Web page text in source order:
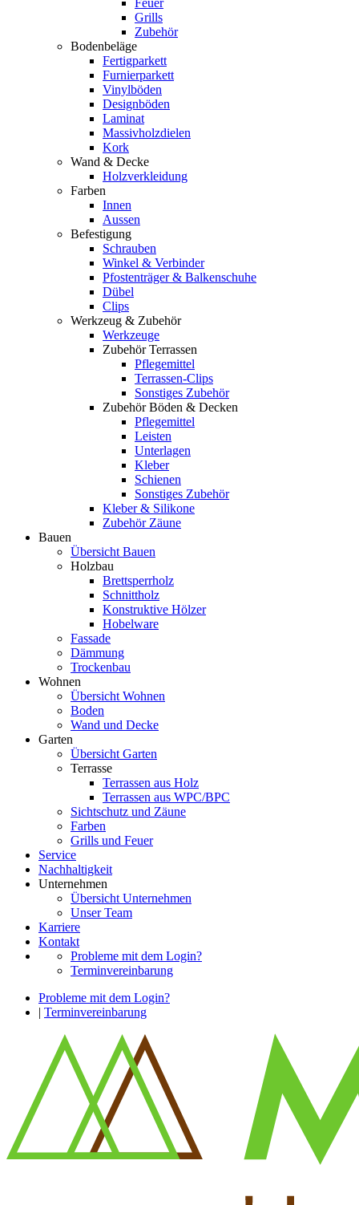
Grills
Zubehör
Bodenbeläge
Fertigparkett
Furnierparkett
Vinylböden
Designböden
Laminat
Massivholzdielen
Kork
Wand & Decke
Holzverkleidung
Farben
Innen
Aussen
Befestigung
Schrauben
Winkel & Verbinder
Pfostenträger & Balkenschuhe
Dübel
Clips
Werkzeug & Zubehör
Werkzeuge
Zubehör Terrassen
Pflegemittel
Terrassen-Clips
Sonstiges Zubehör
Zubehör Böden & Decken
Pflegemittel
Leisten
Unterlagen
Kleber
Schienen
Sonstiges Zubehör
Kleber & Silikone
Zubehör Zäune
Bauen
Übersicht Bauen
Holzbau
Brettsperrholz
Schnittholz
Konstruktive Hölzer
Hobelware
Fassade
Dämmung
Trockenbau
Wohnen
Übersicht Wohnen
Boden
Wand und Decke
Garten
Übersicht Garten
Terrasse
Terrassen aus Holz
Terrassen aus WPC/BPC
Sichtschutz und Zäune
Farben
Grills und Feuer
Service
Nachhaltigkeit
Unternehmen
Übersicht Unternehmen
Unser Team
Karriere
Kontakt
Probleme mit dem Login?
Terminvereinbarung
Probleme mit dem Login?
| Terminvereinbarung